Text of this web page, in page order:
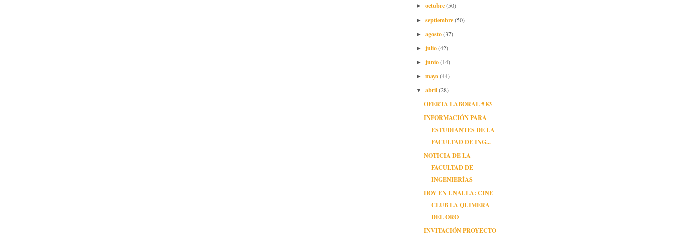
► octubre(50)
► septiembre(50)
► agosto(37)
► julio(42)
► junio(14)
► mayo(44)
▼ abril(28)
OFERTA LABORAL # 83
INFORMACIÓN PARA
ESTUDIANTES DE LA
FACULTAD DE ING...
NOTICIA DE LA
FACULTAD DE
INGENIERÍAS
HOY EN UNAULA: CINE
CLUB LA QUIMERA
DEL ORO
INVITACIÓN PROYECTO